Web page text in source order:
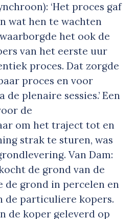
‘Het proces gaf
wat hen te wachten
het ook de
van het eerste uur
proces. Dat zorgde
proces en voor
plenaire sessies.’ Een
de
om het traject tot en
strak te sturen, was
Van Dam:
de grond van de
de grond in percelen en
de particuliere kopers.
de koper geleverd op